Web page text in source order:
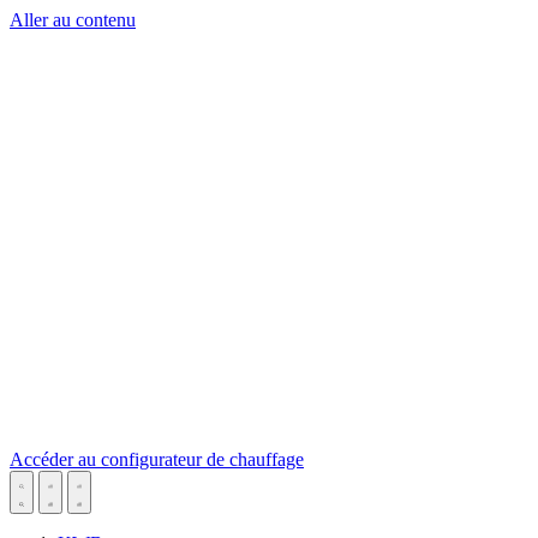
Aller au contenu
Accéder au configurateur de chauffage